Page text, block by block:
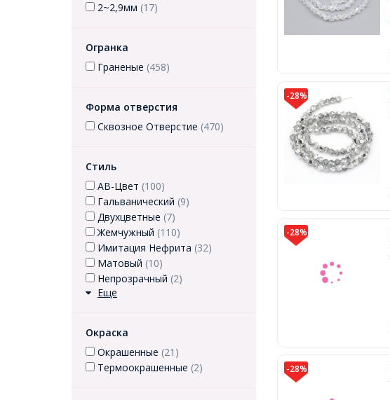
2~2,9мм (17)
Огранка
Граненые (458)
Форма отверстия
Сквозное Отверстие (470)
Стиль
АВ-Цвет (100)
Гальванический (9)
Двухцветные (7)
Жемчужный (110)
Имитация Нефрита (32)
Матовый (10)
Непрозрачный (2)
Еще
Окраска
Окрашенные (21)
Термоокрашенные (2)
-28%
-28%
-28%